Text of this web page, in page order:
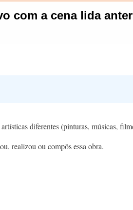
artísticas diferentes (pinturas, músicas,
realizou ou compôs essa obra.​